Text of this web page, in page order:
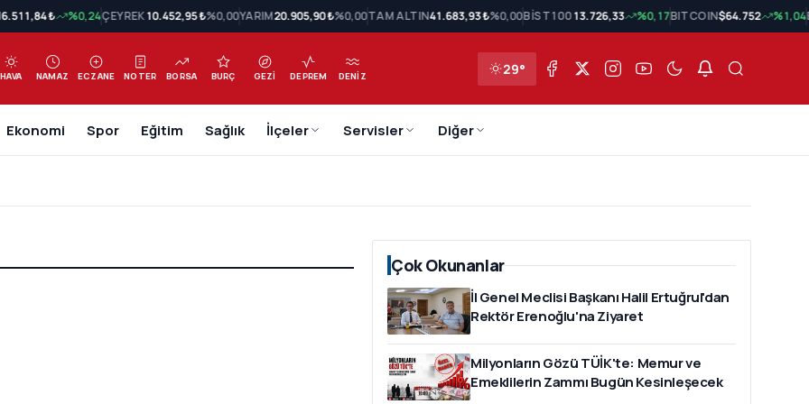
6.511,84 ₺ %0,24ÇEYREK10.452,95 ₺%0,00YARIM20.905,90 ₺%0,00TAM ALTIN41.683,93 ₺%0,00BİST 10013.726,33 %0,17BITCOIN$64.752 %1,04
HAVA NAMAZ ECZANE NOTER BORSA BURÇ GEZI DEPREM DENIZ 29°
Ekonomi Spor Eğitim Sağlık İlçeler Servisler Diğer
Çok Okunanlar
İl Genel Meclisi Başkanı Halil Ertuğrul'dan
Rektör Erenoğlu'na Ziyaret
Milyonların Gözü TÜİK'te: Memur ve
Emeklilerin Zammı Bugün Kesinleşecek